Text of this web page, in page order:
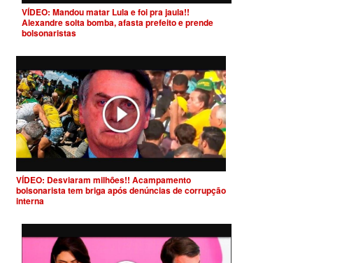
VÍDEO: Mandou matar Lula e foi pra jaula!!
Alexandre solta bomba, afasta prefeito e prende
bolsonaristas
VÍDEO: Desviaram milhões!! Acampamento
bolsonarista tem briga após denúncias de corrupção
interna